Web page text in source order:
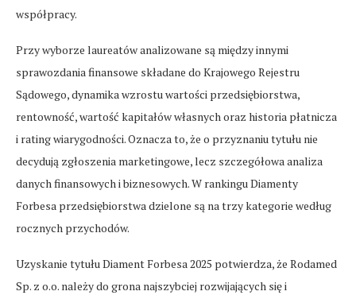
współpracy.
Przy wyborze laureatów analizowane są między innymi
sprawozdania finansowe składane do Krajowego Rejestru
Sądowego, dynamika wzrostu wartości przedsiębiorstwa,
rentowność, wartość kapitałów własnych oraz historia płatnicza
i rating wiarygodności. Oznacza to, że o przyznaniu tytułu nie
decydują zgłoszenia marketingowe, lecz szczegółowa analiza
danych finansowych i biznesowych. W rankingu Diamenty
Forbesa przedsiębiorstwa dzielone są na trzy kategorie według
rocznych przychodów.
Uzyskanie tytułu Diament Forbesa 2025 potwierdza, że Rodamed
Sp. z o.o. należy do grona najszybciej rozwijających się i